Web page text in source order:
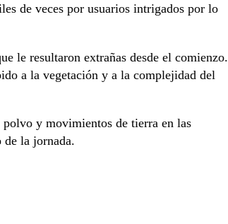
de veces por usuarios intrigados por lo
le resultaron extrañas desde el comienzo.
a la vegetación y a la complejidad del
y movimientos de tierra en las
de la jornada.